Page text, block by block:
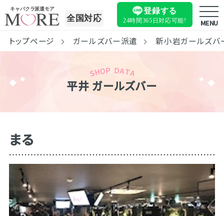
キャバクラ派遣モア
全国対応
登録する
24時間365日対応可能! MENU
トップページ ガールズバー派遣 新小岩ガールズバ
平井 ガールズバー
まる